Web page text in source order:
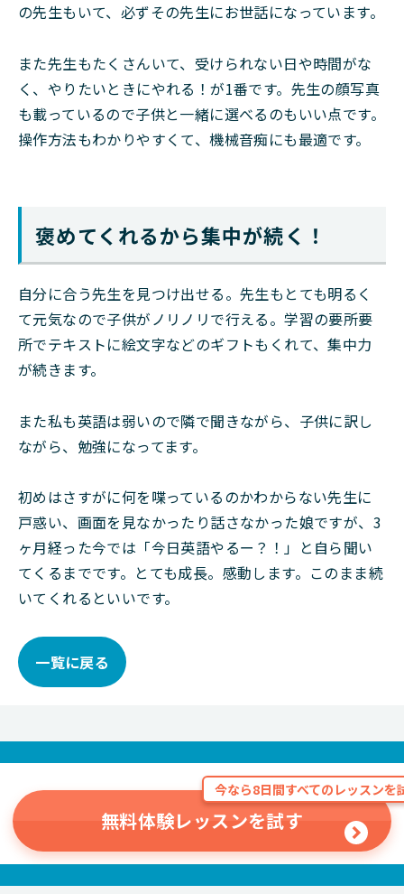
の先生もいて、必ずその先生にお世話になっています。
また先生もたくさんいて、受けられない日や時間がな
く、やりたいときにやれる！が1番です。先生の顔写真
も載っているので子供と一緒に選べるのもいい点です。
操作方法もわかりやすくて、機械音痴にも最適です。
褒めてくれるから集中が続く！
自分に合う先生を見つけ出せる。先生もとても明るく
て元気なので子供がノリノリで行える。学習の要所要
所でテキストに絵文字などのギフトもくれて、集中力
が続きます。
また私も英語は弱いので隣で聞きながら、子供に訳し
ながら、勉強になってます。
初めはさすがに何を喋っているのかわからない先生に
戸惑い、画面を見なかったり話さなかった娘ですが、3
ヶ月経った今では「今日英語やるー？！」と自ら聞い
てくるまでです。とても成長。感動します。このまま続
いてくれるといいです。
一覧に戻る
今なら8日間すべてのレッスンを
無料体験レッスンを試す